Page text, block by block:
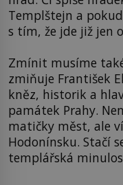
Templštejn a
s tím, že jde již jen
Zmínit musíme
zmiňuje František
kněz, historik a
památek Prahy.
matičky měst, ale
Hodonínsku. Stačí
templářská